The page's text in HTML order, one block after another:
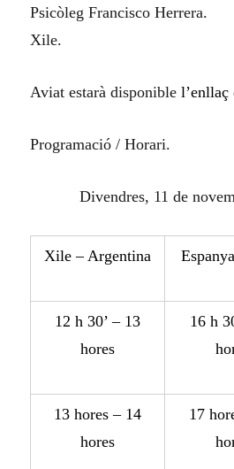
Psicòleg Francisco Herrera.
Xile.
Aviat estarà disponiblel’enllaç
Programació / Horari.
Divendres, 11 de
Xile – Argentina Espany
12 h 30’ – 13
hores
16 h
13 hores – 14
hores
17 hor